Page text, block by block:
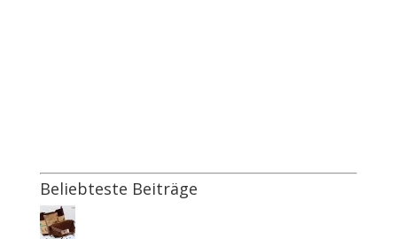
Beliebteste Beiträge